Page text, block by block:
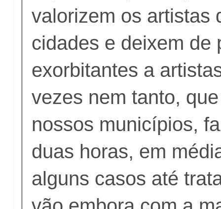
valorizem os artistas
cidades e deixem de
exorbitantes a
vezes nem tanto,
nossos municípios,
duas horas, em
alguns casos até